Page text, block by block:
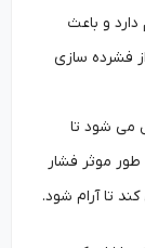
باعث
سازی
تا
فشار
آرام شود.